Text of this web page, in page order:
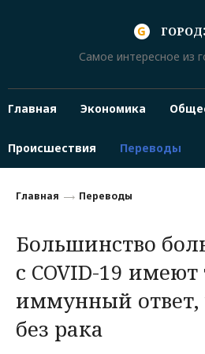
Самое интересное из
Главная Экономика
Происшествия Переводы
Главная Переводы
Большинство
с COVID-19
иммунный
без рака